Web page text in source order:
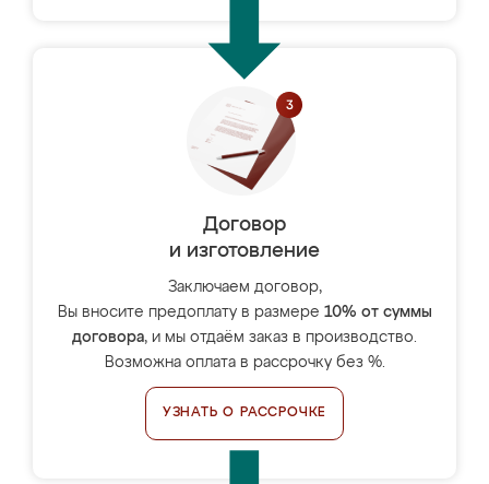
Договор
и изготовление
Заключаем договор,
Вы вносите предоплату в размере 10% от суммы
договора, и мы отдаём заказ в производство.
Возможна оплата в рассрочку без %.
УЗНАТЬ О РАССРОЧКЕ